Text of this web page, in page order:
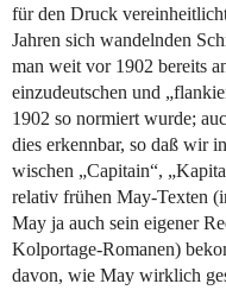
für den Druck
Jahren sich wandelnden
man weit vor 1902 bereits
einzudeutschen und
1902 so normiert wurde;
dies erkennbar, so daß wir
wischen „Capitain“,
relativ frühen May-Texten
May ja auch sein eigener
Kolportage-Romanen)
davon, wie May wirklich